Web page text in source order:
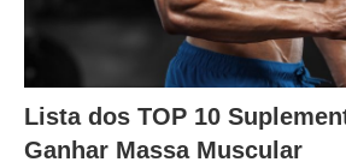
Lista dos TOP 10
Ganhar Massa Muscular